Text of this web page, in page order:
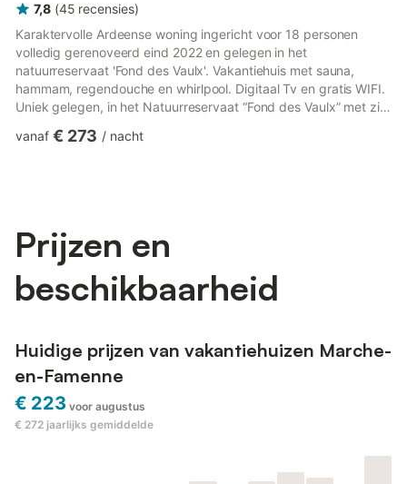
7,8 (45 recensies)
Karaktervolle Ardeense woning ingericht voor 18 personen
volledig gerenoveerd eind 2022 en gelegen in het
natuurreservaat 'Fond des Vaulx'. Vakantiehuis met sauna,
hammam, regendouche en whirlpool. Digitaal Tv en gratis WIFI.
Uniek gelegen, in het Natuurreservaat “Fond des Vaulx” met zijn
1 km van het centrum van Marche-en-Famenne met terrasjes
vanaf € 273 / nacht
Prijzen en
beschikbaarheid
Huidige prijzen van vakantiehuizen Marche-
en-Famenne
€ 223 voor augustus
€ 272 jaarlijks gemiddelde